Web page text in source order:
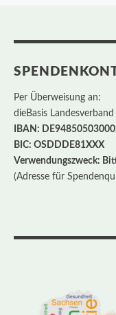
Per Überweisung an:
dieBasis Landesverband
IBAN:
BIC: OSDDDE81XXX
Verwendungszweck:
(Adresse für